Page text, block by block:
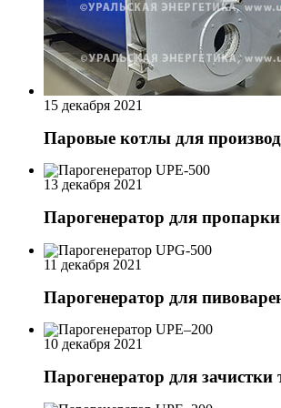
15 декабря 2021
Паровые котлы для
13 декабря 2021
Парогенератор для
11 декабря 2021
Парогенератор для
10 декабря 2021
Парогенератор для зачистки